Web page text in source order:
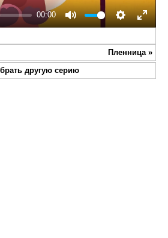
00:00
Mute Settings
Enter
Пленница»
другую серию